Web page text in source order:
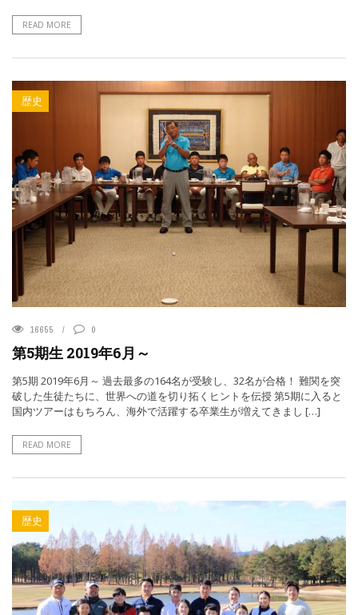
READ MORE
歴史
16655 0
第5期生 2019年6月～
第5期 2019年6月～ 過去最多の164名が受験し、32名が合格！ 難関を突
破した生徒たちに、世界への道を切り拓くヒントを伝授 第5期に入ると
国内ツアーはもちろん、海外で活躍する卒業生が増えてきまし […]
READ MORE
歴史